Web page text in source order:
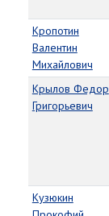
Кропотин
Валентин
Михайлович
Крылов Федор
Григорьевич
Кузюкин